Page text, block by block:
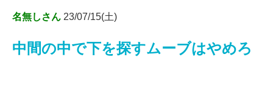
名無しさん 23/07/15(土)
中間の中で下を探すムーブはやめろ